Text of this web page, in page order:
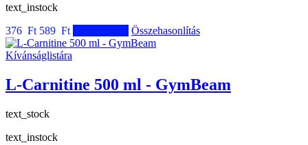
text_instock
376 Ft 589 Ft Összehasonlítás
Kívánságlistára
L-Carnitine 500 ml - GymBeam
text_stock
text_instock